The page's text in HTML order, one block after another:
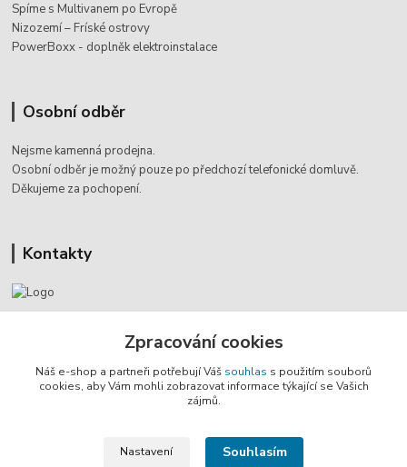
Spíme s Multivanem po Evropě
Nizozemí – Fríské ostrovy
PowerBoxx - doplněk elektroinstalace
Osobní odběr
Nejsme kamenná prodejna.
Osobní odběr je možný pouze po předchozí telefonické domluvě.
Děkujeme za pochopení.
Kontakty
+420 602 455 633
info@multivan-shop.cz
Zpracování cookies
Náš e-shop a partneři potřebují Váš souhlas s použitím souborů
cookies, aby Vám mohli zobrazovat informace týkající se Vašich
zájmů.
Nastavení Souhlasím